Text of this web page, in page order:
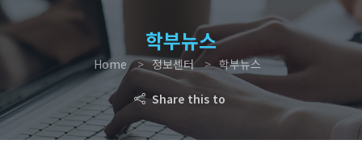
학부뉴스
Home 정보센터 학부뉴스
Share this to